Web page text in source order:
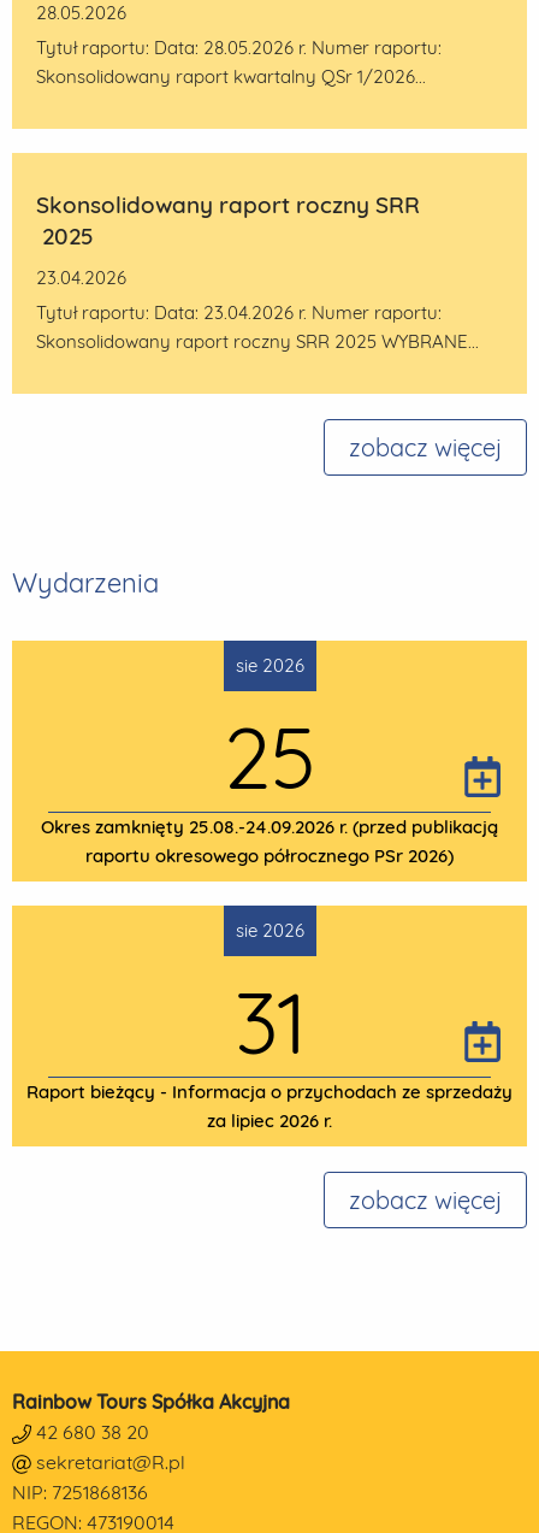
28.05.2026
Tytuł raportu: Data: 28.05.2026 r. Numer raportu:
Skonsolidowany raport kwartalny QSr 1/2026...
Skonsolidowany raport roczny SRR
2025
23.04.2026
Tytuł raportu: Data: 23.04.2026 r. Numer raportu:
Skonsolidowany raport roczny SRR 2025 WYBRANE...
zobacz więcej
Wydarzenia
sie 2026
25
Okres zamknięty 25.08.-24.09.2026 r. (przed publikacją
raportu okresowego półrocznego PSr 2026)
sie 2026
31
Raport bieżący - Informacja o przychodach ze sprzedaży
za lipiec 2026 r.
zobacz więcej
Rainbow Tours Spółka Akcyjna
42 680 38 20
sekretariat@R.pl
NIP: 7251868136
REGON: 473190014